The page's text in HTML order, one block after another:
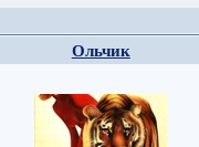
Ольчик